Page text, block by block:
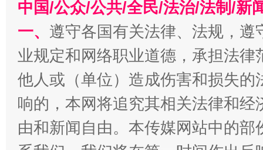
揭开“小金库”的免责幌子
中国/公众/公共/全民/法治/法制/新
一、 遵守各国有关法律、法规，
业规定和网络职业道德，承担法
他人或（单位）造成伤害和损失
响的，本网将追究其相关法律和
由和新闻自由。本传媒网站中的